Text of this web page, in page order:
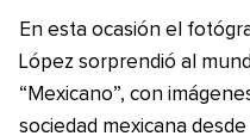
En esta ocasión el
López sorprendió al
“Mexicano”, con
sociedad mexicana